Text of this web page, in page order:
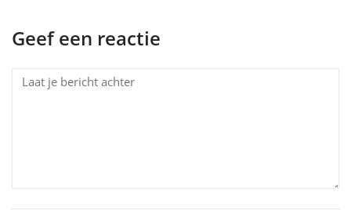
Geef een reactie